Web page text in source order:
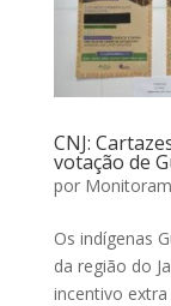
CNJ:
votação de
por
Os indígenas
da região do
incentivo